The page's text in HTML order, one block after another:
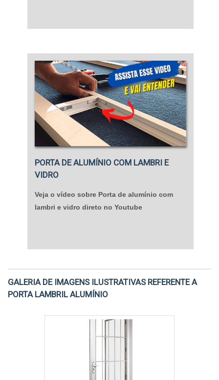
PORTA DE ALUMÍNIO COM LAMBRI E
VIDRO
Veja o vídeo sobre Porta de alumínio com
lambri e vidro direto no Youtube
GALERIA DE IMAGENS ILUSTRATIVAS REFERENTE A
PORTA LAMBRIL ALUMÍNIO